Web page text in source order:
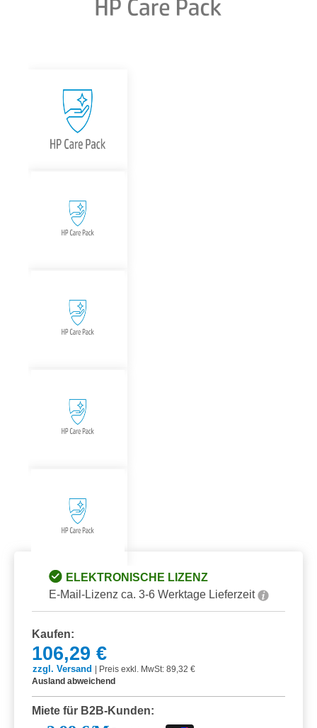
ELEKTRONISCHE LIZENZ
E-Mail-Lizenz ca. 3-6 Werktage Lieferzeit
Kaufen:
106,29 €
zzgl. Versand
Preis exkl. MwSt: 89,32 €
Ausland abweichend
Miete für B2B-Kunden: